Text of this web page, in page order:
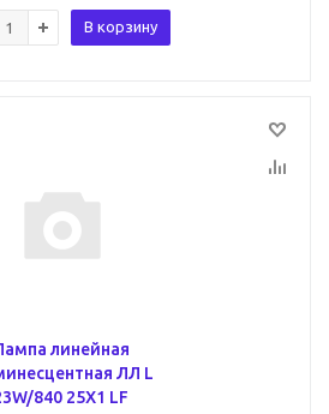
В корзину
линейная
ЛЛ L
840 25X1 LF